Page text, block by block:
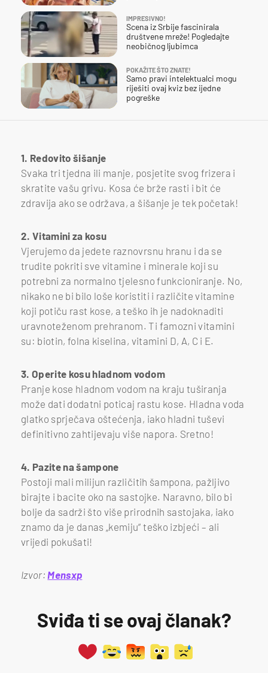
IMPRESIVNO!
Scena iz Srbije fascinirala
društvene mreže! Pogledajte
neobičnog ljubimca
POKAŽITE ŠTO ZNATE!
Samo pravi intelektualci mogu
riješiti ovaj kviz bez ijedne
pogreške
1. Redovito šišanje
Svaka tri tjedna ili manje, posjetite svog frizera i
skratite vašu grivu. Kosa će brže rasti i bit će
zdravija ako se održava, a šišanje je tek početak!
2. Vitamini za kosu
Vjerujemo da jedete raznovrsnu hranu i da se
trudite pokriti sve vitamine i minerale koji su
potrebni za normalno tjelesno funkcioniranje. No,
nikako ne bi bilo loše koristiti i različite vitamine
koji potiču rast kose, a teško ih je nadoknaditi
uravnoteženom prehranom. Ti famozni vitamini
su: biotin, folna kiselina, vitamini D, A, C i E.
3. Operite kosu hladnom vodom
Pranje kose hladnom vodom na kraju tuširanja
može dati dodatni poticaj rastu kose. Hladna voda
glatko sprječava oštećenja, iako hladni tuševi
definitivno zahtijevaju više napora. Sretno!
4. Pazite na šampone
Postoji mali milijun različitih šampona, pažljivo
birajte i bacite oko na sastojke. Naravno, bilo bi
bolje da sadrži što više prirodnih sastojaka, iako
znamo da je danas „kemiju“ teško izbjeći – ali
vrijedi pokušati!
Izvor: Mensxp
Sviđa ti se ovaj članak?